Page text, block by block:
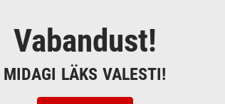
Vabandust!
MIDAGI LÄKS VALESTI!